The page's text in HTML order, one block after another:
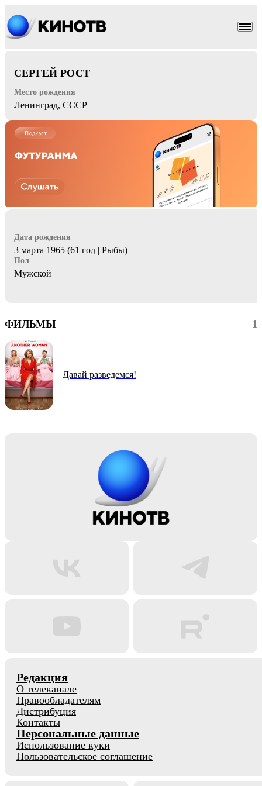
СЕРГЕЙ РОСТ
Место рождения
Ленинград, СССР
Дата рождения
3 марта 1965 (61 год | Рыбы)
Пол
Мужской
ФИЛЬМЫ 1
Давай разведемся!
Редакция
О телеканале
Правообладателям
Дистрибуция
Контакты
Персональные данные
Использование куки
Пользовательское соглашение